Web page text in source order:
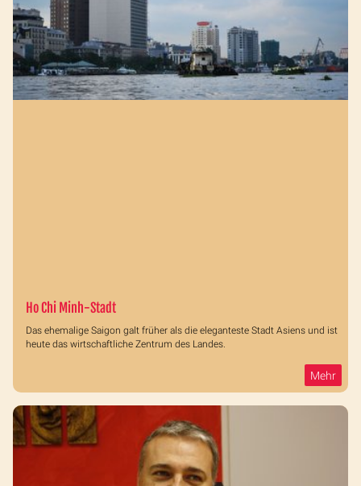
Ho Chi Minh-Stadt
Das ehemalige Saigon galt früher als die eleganteste Stadt Asiens und ist
heute das wirtschaftliche Zentrum des Landes.
Mehr